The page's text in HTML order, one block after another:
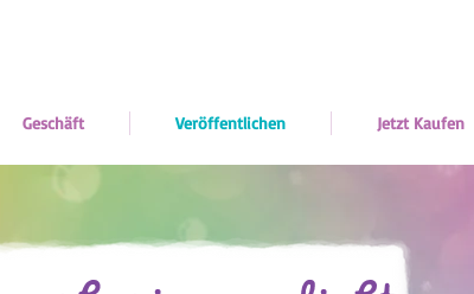
Geschäft Veröffentlichen Jetzt Kaufen